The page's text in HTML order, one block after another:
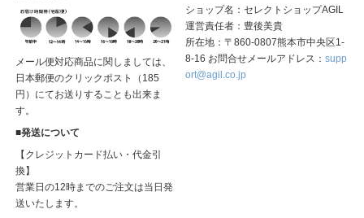
メール便対応商品に関しましては、
日本郵便のクリックポスト（185
円）にてお送りすることも出来ま
す。
■発送について
【クレジットカード払い・代金引
換】
営業日の12時までのご注文は当日発
送いたします。
ショップ名：セレクトショップAGIL
運営責任者：豊後美貴
所在地：〒860-0807熊本市中央区1-
8-16 お問合せメールアドレス：supp
ort@agil.co.jp